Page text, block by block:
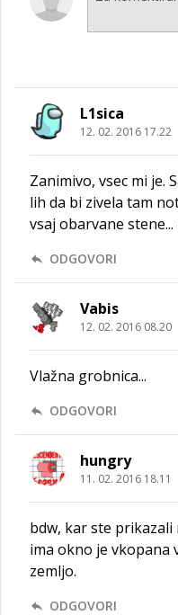
L1sica
12. 02. 2016 17.22
Zanimivo, vsec mi je.
lih da bi zivela tam
vsaj obarvane
ODGOVORI
Vabis
12. 02. 2016 08.20
Vlažna grobnica...
ODGOVORI
hungry
11. 02. 2016 18.11
bdw, kar ste prikazali
ima okno je vkopana
zemljo.
ODGOVORI